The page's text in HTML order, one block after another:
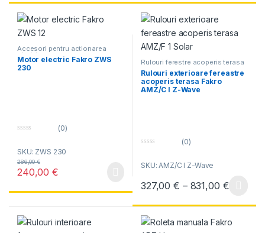
Accesori pentru actionarea
electrica
Motor electric Fakro ZWS
230
u
t
o
f
(0)
SKU: ZWS 230
240,00€
286,00€
Rulouri ferestre acoperis terasa
Rulouri exterioare fereastre
acoperis terasa Fakro
AMZ/C I Z-Wave
u
f
(0)
SKU: AMZ/C I Z-Wave
327,00€ – 831,00 €Interval
Acest produs are mai multe